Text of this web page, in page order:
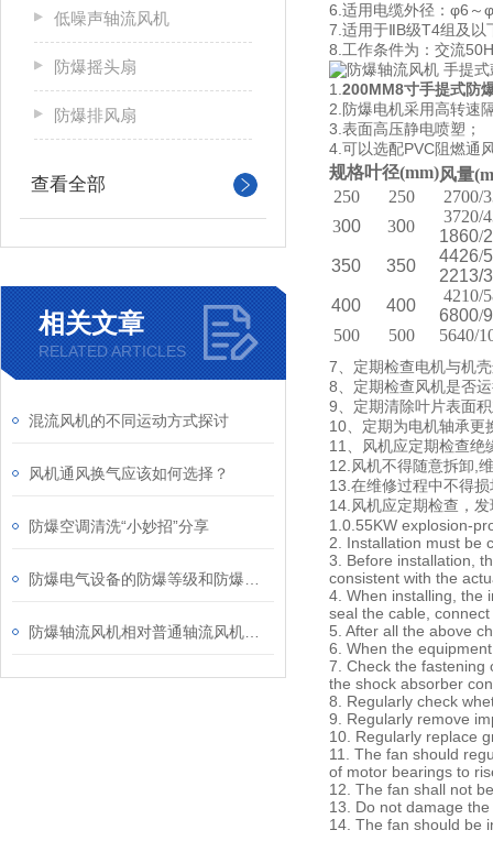
低噪声轴流风机
防爆摇头扇
防爆排风扇
查看全部
相关文章
RELATED ARTICLES
混流风机的不同运动方式探讨
风机通风换气应该如何选择？
防爆空调清洗“小妙招”分享
6.适用电缆外径：φ6～
7.适用于ⅡB级T4组及
8.工作条件为：交流
1. 200MM8寸手提式防
2.防爆电机采用高转速
3.表面高压静电喷塑；
4.可以选配PVC阻燃通
规格叶径(mm)风量(m
250
250
2700/
300 300
3720/
1860/
350
350
4426/
2213/
400
400
4210/
6800/
500
500 5640/
7、定期检查电机与机
8、定期检查风机是否
9、定期清除叶片表面
10、定期为电机轴承更
11、风机应定期检查绝
12.风机不得随意拆卸,
13.在维修过程中不得
14.风机应定期检查，
1.0.55KW explosion-
2. Installation must be
3. Before installation,
consistent with the
4. When installing, the
seal the cable,
5. After all the above
6. When the
7. Check the fastening
the shock absorber
8. Regularly check
9. Regularly remove
10. Regularly replace
11. The fan should
of motor bearings to
12. The fan shall not
13. Do not damage
14. The fan should be